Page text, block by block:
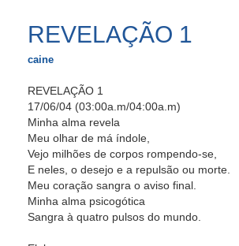
REVELAÇÃO 1
caine
REVELAÇÃO 1
17/06/04 (03:00a.m/04:00a.m)
Minha alma revela
Meu olhar de má índole,
Vejo milhões de corpos rompendo-se,
E neles, o desejo e a repulsão ou morte.
Meu coração sangra o aviso final.
Minha alma psicogótica
Sangra à quatro pulsos do mundo.